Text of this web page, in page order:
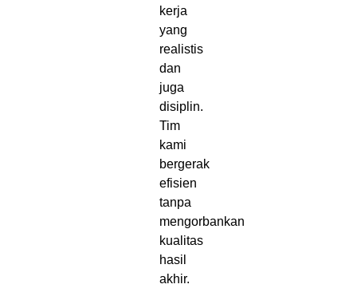
kerja
yang
realistis
dan
juga
disiplin.
Tim
kami
bergerak
efisien
tanpa
mengorbankan
kualitas
hasil
akhir.